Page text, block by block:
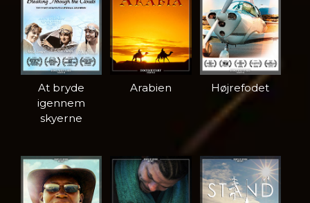
At bryde
igennem
skyerne
Arabien Højrefodet